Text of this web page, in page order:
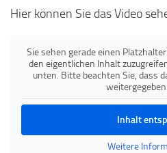
Hier können Sie das Video
Sie sehen gerade einen
den eigentlichen Inhalt
unten. Bitte beachten Sie, dass
Inhalt
Weitere